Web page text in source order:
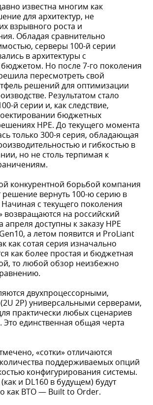
известна многим как
для архитектур, не
взрывного роста и
Обладая сравнительно
серверы 100-й серии
в архитектуры с
Но после 7-го поколения
пересмотреть свой
решений для оптимизации
Результатом стало
й серии и, как следствие,
бюджетных
HPE. До текущего момента
только 300-я серия, обладающая
и гибкостью в
но не столь терпимая к
конкурентной борьбой компания
решение вернуть 100-ю серию в
с текущего поколения
возвращаются на российский
доступны к заказу HPE
а летом появится и ProLiant
как сотая серия изначально
как более простая и бюджетная
то любой обзор неизбежно
двухпроцессорными,
2P) универсальными серверами,
практически любых сценариев
Это единственная общая черта
«сотки» отличаются
поддерживаемых опций
конфигурирования системы.
и DL160 в будущем) будут
как BTO — Built to Order.